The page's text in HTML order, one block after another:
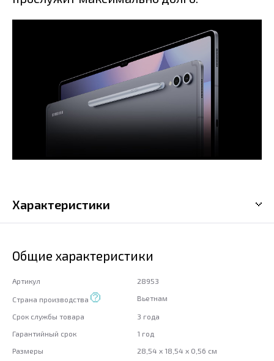
Характеристики
Общие характеристики
Артикул 28953
Страна производства Вьетнам
Срок службы товара
3 года
Гарантийный срок
1 год
Размеры
28,54 x 18,54 x 0,56 см